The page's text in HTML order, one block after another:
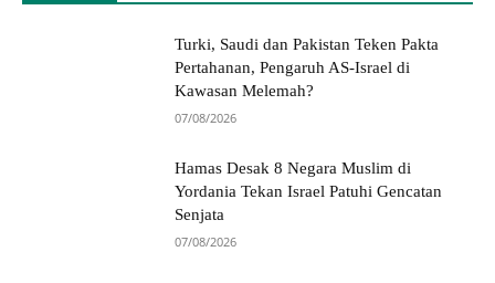
Turki, Saudi dan Pakistan Teken Pakta
Pertahanan, Pengaruh AS-Israel di
Kawasan Melemah?
07/08/2026
Hamas Desak 8 Negara Muslim di
Yordania Tekan Israel Patuhi Gencatan
Senjata
07/08/2026